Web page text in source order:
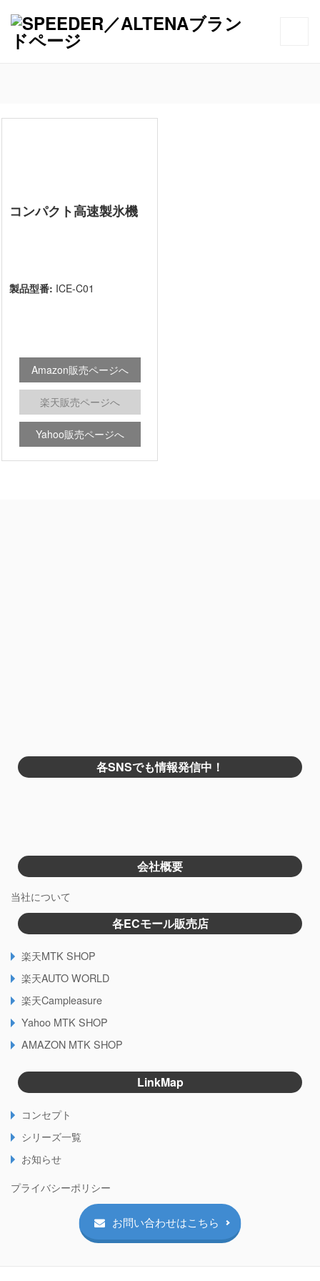
コンパクト高速製氷機
製品型番: ICE-C01
Amazon販売ページへ
楽天販売ページへ
Yahoo販売ページへ
各SNSでも情報発信中！
会社概要
当社について
各ECモール販売店
楽天MTK SHOP
楽天AUTO WORLD
楽天Campleasure
Yahoo MTK SHOP
AMAZON MTK SHOP
LinkMap
コンセプト
シリーズ一覧
お知らせ
プライバシーポリシー
お問い合わせはこちら